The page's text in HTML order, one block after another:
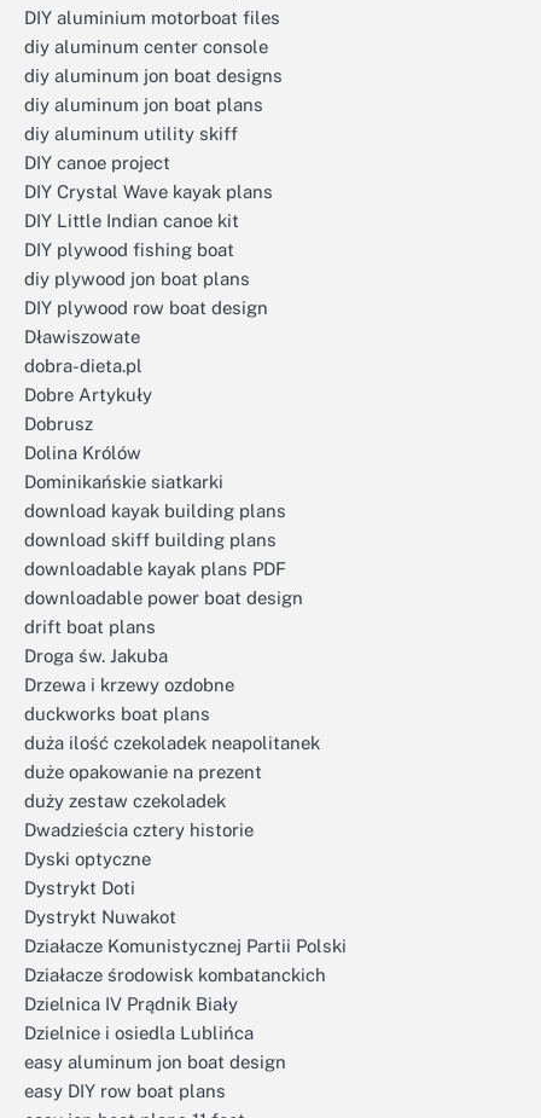
DIY aluminium motorboat files
diy aluminum center console
diy aluminum jon boat designs
diy aluminum jon boat plans
diy aluminum utility skiff
DIY canoe project
DIY Crystal Wave kayak plans
DIY Little Indian canoe kit
DIY plywood fishing boat
diy plywood jon boat plans
DIY plywood row boat design
Dławiszowate
dobra-dieta.pl
Dobre Artykuły
Dobrusz
Dolina Królów
Dominikańskie siatkarki
download kayak building plans
download skiff building plans
downloadable kayak plans PDF
downloadable power boat design
drift boat plans
Droga św. Jakuba
Drzewa i krzewy ozdobne
duckworks boat plans
duża ilość czekoladek neapolitanek
duże opakowanie na prezent
duży zestaw czekoladek
Dwadzieścia cztery historie
Dyski optyczne
Dystrykt Doti
Dystrykt Nuwakot
Działacze Komunistycznej Partii Polski
Działacze środowisk kombatanckich
Dzielnica IV Prądnik Biały
Dzielnice i osiedla Lublińca
easy aluminum jon boat design
easy DIY row boat plans